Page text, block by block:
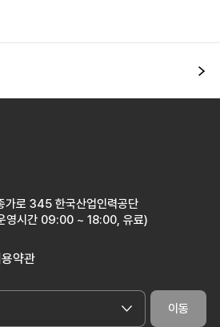
로 345 한국산업인력공단
영시간 09:00 ~ 18:00, 유료)
약관
이동